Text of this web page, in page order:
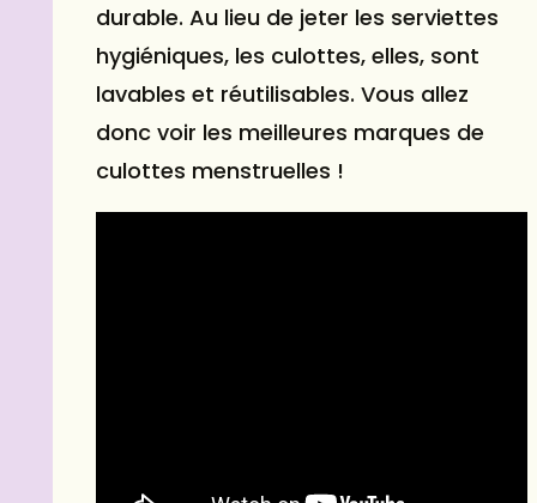
durable. Au lieu de jeter les serviettes
hygiéniques, les culottes, elles, sont
lavables et réutilisables. Vous allez
donc voir les meilleures marques de
culottes menstruelles !